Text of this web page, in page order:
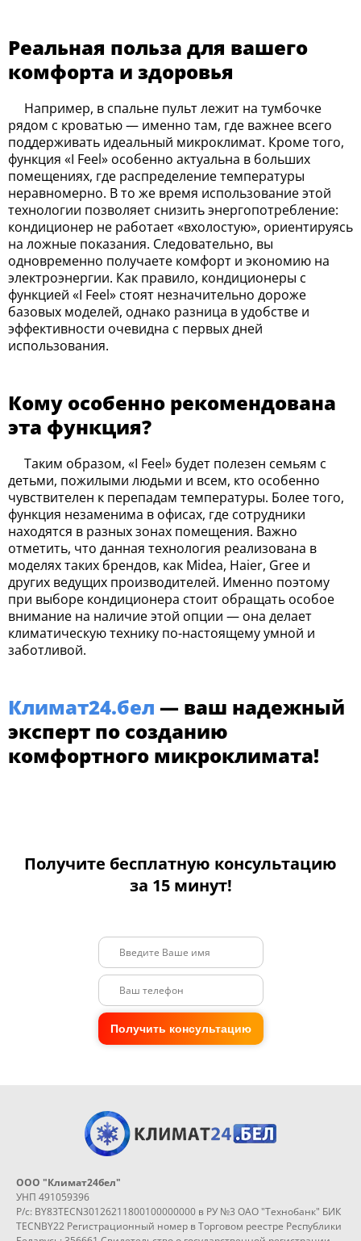
Реальная польза для вашего
комфорта и здоровья
Например, в спальне пульт лежит на тумбочке
рядом с кроватью — именно там, где важнее всего
поддерживать идеальный микроклимат. Кроме того,
функция «I Feel» особенно актуальна в больших
помещениях, где распределение температуры
неравномерно. В то же время использование этой
технологии позволяет снизить энергопотребление:
кондиционер не работает «вхолостую», ориентируясь
на ложные показания. Следовательно, вы
одновременно получаете комфорт и экономию на
электроэнергии. Как правило, кондиционеры с
функцией «I Feel» стоят незначительно дороже
базовых моделей, однако разница в удобстве и
эффективности очевидна с первых дней
использования.
Кому особенно рекомендована
эта функция?
Таким образом, «I Feel» будет полезен семьям с
детьми, пожилыми людьми и всем, кто особенно
чувствителен к перепадам температуры. Более того,
функция незаменима в офисах, где сотрудники
находятся в разных зонах помещения. Важно
отметить, что данная технология реализована в
моделях таких брендов, как Midea, Haier, Gree и
других ведущих производителей. Именно поэтому
при выборе кондиционера стоит обращать особое
внимание на наличие этой опции — она делает
климатическую технику по-настоящему умной и
заботливой.
Климат24.бел — ваш надежный
эксперт по созданию
комфортного микроклимата!
Получите бесплатную консультацию
за 15 минут!
Получить консультацию
ООО "Климат24бел"
УНП 491059396
Р/с: BY83TECN30126211800100000000 в РУ №3 ОАО "Технобанк" БИК
TECNBY22 Регистрационный номер в Торговом реестре Республики